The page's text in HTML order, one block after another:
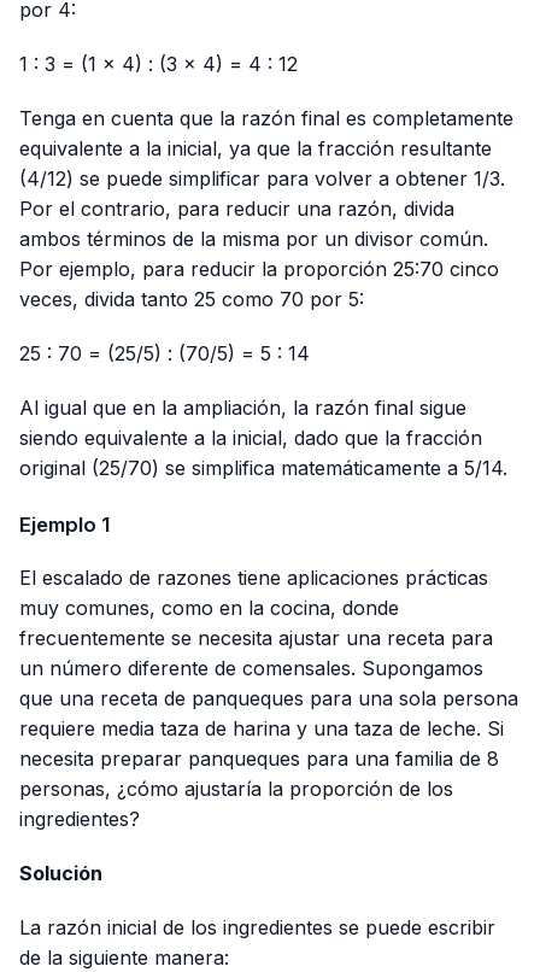
por 4:
1 : 3 = (1 × 4) : (3 × 4) = 4 : 12
Tenga en cuenta que la razón final es completamente
equivalente a la inicial, ya que la fracción resultante
(4/12) se puede simplificar para volver a obtener 1/3.
Por el contrario, para reducir una razón, divida
ambos términos de la misma por un divisor común.
Por ejemplo, para reducir la proporción 25:70 cinco
veces, divida tanto 25 como 70 por 5:
25 : 70 = (25/5) : (70/5) = 5 : 14
Al igual que en la ampliación, la razón final sigue
siendo equivalente a la inicial, dado que la fracción
original (25/70) se simplifica matemáticamente a 5/14.
Ejemplo 1
El escalado de razones tiene aplicaciones prácticas
muy comunes, como en la cocina, donde
frecuentemente se necesita ajustar una receta para
un número diferente de comensales. Supongamos
que una receta de panqueques para una sola persona
requiere media taza de harina y una taza de leche. Si
necesita preparar panqueques para una familia de 8
personas, ¿cómo ajustaría la proporción de los
ingredientes?
Solución
La razón inicial de los ingredientes se puede escribir
de la siguiente manera: